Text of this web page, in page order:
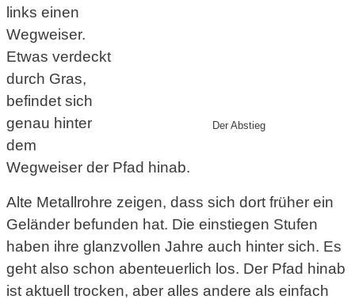
Der Abstieg
links einen
Wegweiser.
Etwas verdeckt
durch Gras,
befindet sich
genau hinter
dem
Wegweiser der Pfad hinab.
Alte Metallrohre zeigen, dass sich dort früher ein
Geländer befunden hat. Die einstiegen Stufen
haben ihre glanzvollen Jahre auch hinter sich. Es
geht also schon abenteuerlich los. Der Pfad hinab
ist aktuell trocken, aber alles andere als einfach